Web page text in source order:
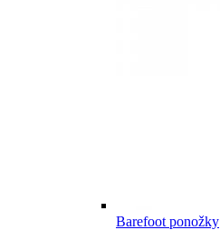
Barefoot ponožky